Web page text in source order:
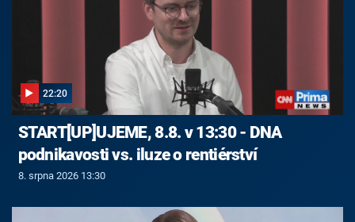
22:20
START[UP]UJEME, 8.8. v 13:30 - DNA
podnikavosti vs. iluze o rentiérství
8. srpna 2026 13:30